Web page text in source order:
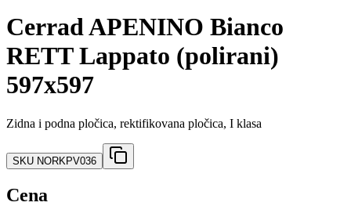
Cerrad APENINO Bianco
RETT Lappato (polirani)
597x597
Zidna i podna pločica, rektifikovana pločica, I klasa
SKU NORKPV036
Cena